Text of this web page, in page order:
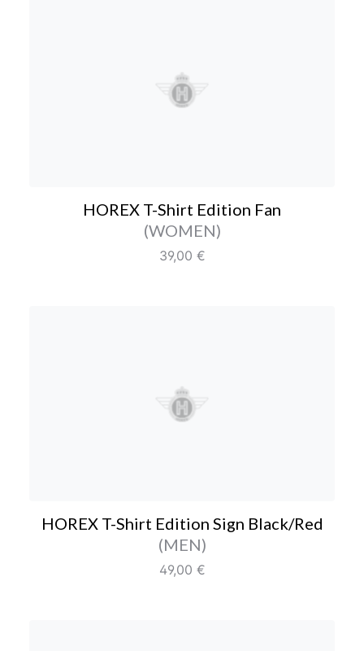
HOREX T-Shirt Edition
HOREX T-Shirt Edition Fan
(WOMEN)Farbe/Editionen
Regulärer Preis:
39,00 €
HOREX T-Shirt Edition
HOREX T-Shirt Edition Sign Black/Red
(MEN)Farbe/Editionen
Regulärer Preis:
49,00 €